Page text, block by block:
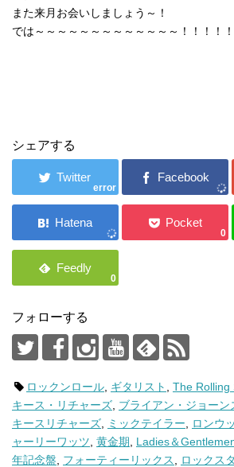
また来月お会いしましょう～！
では～～～～～～～～～～～～～！！！！！
シェアする
error
0
0
フォローする
ロックンロール ギタリスト The Rolling
キース・リチャーズ ブライアン・ジョーン
キースリチャーズ
ミックテイラー ロンウ
ャーリーワッツ 黄金期 Ladies＆
年記念盤
フォーティーリックス ロックス